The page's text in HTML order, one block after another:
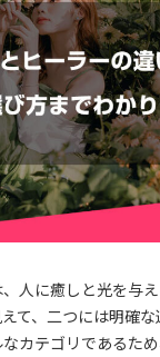
人に癒しと光を与
て、二つには明確
カテゴリであるた